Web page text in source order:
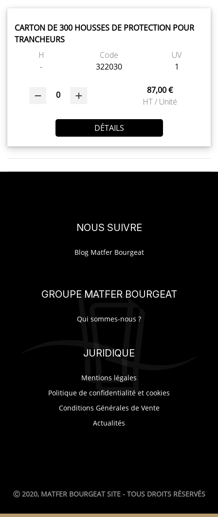
CARTON DE 300 HOUSSES DE PROTECTION POUR
TRANCHEURS
H
-
Code
322030
UV
1
0
87,00 €
HT / Unité
DÉTAILS
NOUS SUIVRE
Blog Matfer Bourgeat
GROUPE MATFER BOURGEAT
Qui sommes-nous ?
JURIDIQUE
Mentions légales
Politique de confidentialité et cookies
Conditions Générales de Vente
Actualités
Ⓒ 2020, MATFER BOURGEAT SITE - TOUS DROITS RÉSERVÉS